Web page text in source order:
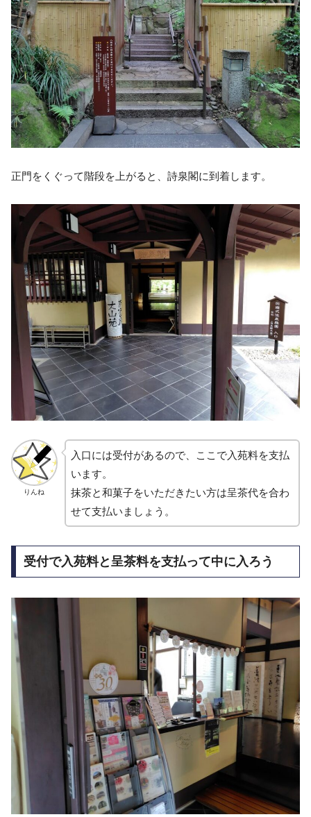
正門をくぐって階段を上がると、 詩泉閣に到着します。
りんね
入口には受付があるので、ここで入苑料を支払
います。
抹茶と和菓子をいただきたい方は呈茶代を合わ
せて支払いましょう。
受付で入苑料と呈茶料を支払って中に入ろう